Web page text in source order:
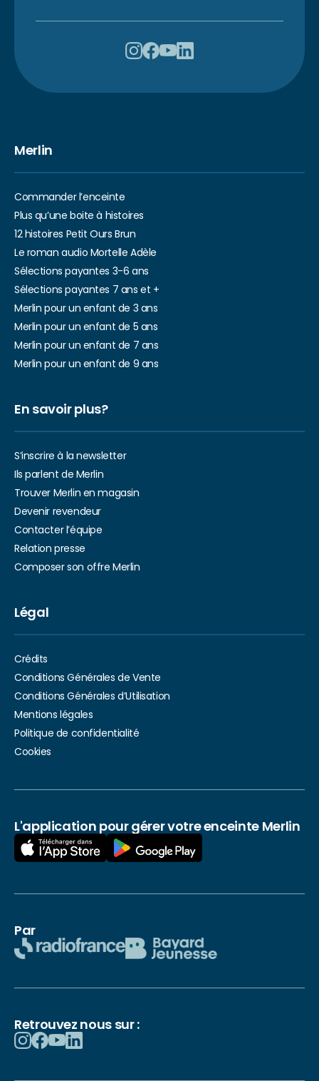
Merlin
Commander l’enceinte
Plus qu’une boite à histoires
12 histoires Petit Ours Brun
Le roman audio Mortelle Adèle
Sélections payantes 3-6 ans
Sélections payantes 7 ans et +
Merlin pour un enfant de 3 ans
Merlin pour un enfant de 5 ans
Merlin pour un enfant de 7 ans
Merlin pour un enfant de 9 ans
En savoir plus?
S’inscrire à la newsletter
Ils parlent de Merlin
Trouver Merlin en magasin
Devenir revendeur
Contacter l’équipe
Relation presse
Composer son offre Merlin
Légal
Crédits
Conditions Générales de Vente
Conditions Générales d’Utilisation
Mentions légales
Politique de confidentialité
Cookies
L'application pour gérer votre enceinte Merlin
Par
Retrouvez nous sur :